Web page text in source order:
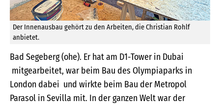
Der Innenausbau gehört zu den Arbeiten, die Christian Rohlf
anbietet.
Bad Segeberg (ohe). Er hat am D1-Tower in Dubai
mitgearbeitet, war beim Bau des Olympiaparks in
London dabei und wirkte beim Bau der Metropol
Parasol in Sevilla mit. In der ganzen Welt war der